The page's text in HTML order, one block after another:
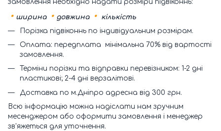
замовлення необхідно надати розміри підвіконнь:
• ширина • довжина •
кількість
Порізка підвіконнь по індивідуальним розмірам.
Оплата: передплата мінімальна 70% від вартості
замовлення.
Терміни порізки та відправки перевізником: 1-2 дні
пластикові; 2-4 дні верзалітові.
Доставка по м.Дніпро адресна від 300 грн.
Всю інформацію можна надіслати нам зручним
месенджером або оформити замовлення і менеджер
зв'яжеться для уточнення.